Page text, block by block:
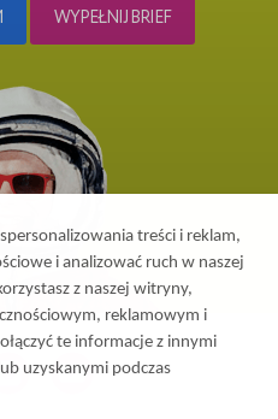
WYPEŁNIJ BRIEF
treści i reklam,
i analizować ruch w naszej
z naszej witryny,
reklamowym i
te informacje z innymi
uzyskanymi podczas